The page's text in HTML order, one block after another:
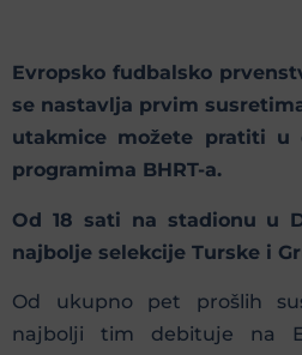
Evropsko fudbalsko
se nastavlja prvim
utakmice možete pratiti u
programima BHRT-a.
Od 18 sati na stadionu u
najbolje selekcije Turske i
Od ukupno pet prošlih
najbolji tim debituje na